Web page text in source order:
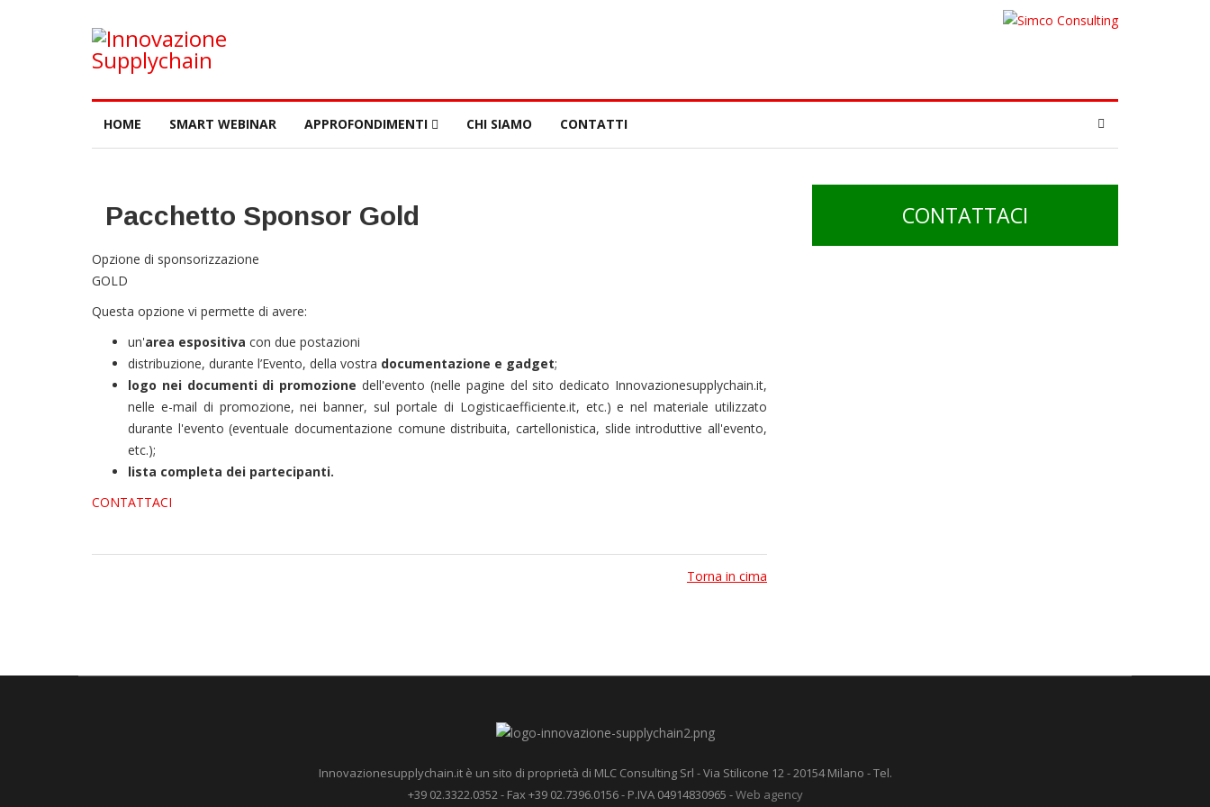
HOME SMART WEBINAR APPROFONDIMENTI CHI SIAMO CONTATTI
Pacchetto Sponsor Gold
Opzione di sponsorizzazione
GOLD
Questa opzione vi permette di avere:
un'area espositiva con due postazioni
distribuzione, durante l’Evento, della vostra documentazione e gadget;
logo nei documenti di promozione dell'evento (nelle pagine del sito dedicato Innovazionesupplychain.it,
nelle e-mail di promozione, nei banner, sul portale di Logisticaefficiente.it, etc.) e nel materiale utilizzato
durante l'evento (eventuale documentazione comune distribuita, cartellonistica, slide introduttive all'evento,
etc.);
lista completa dei partecipanti.
CONTATTACI
Torna in cima
CONTATTACI
Innovazionesupplychain.it è un sito di proprietà di MLC Consulting Srl - Via Stilicone 12 - 20154 Milano - Tel.
+39 02.3322.0352 - Fax +39 02.7396.0156 - P.IVA 04914830965 -Web agency